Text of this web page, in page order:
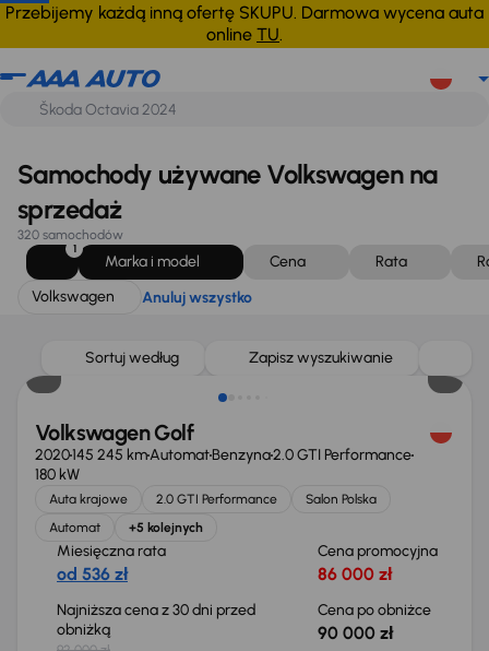
Przebijemy każdą inną ofertę SKUPU. Darmowa wycena auta
online TU.
Volkswagen Anuluj wszystko
Samochody używane Volkswagen na
sprzedaż
320 samochodów
1
Marka i model Cena Rata
Volkswagen
Anuluj wszystko
Sortuj według Zapisz wyszukiwanie
Taniej o 2 000 zł
Volkswagen Golf
2020145 245 kmAutomatBenzyna2.0 GTI Performance
180 kW
Auta krajowe 2.0 GTI Performance
Salon Polska
Automat
+5 kolejnych
Miesięczna rata
od 536 zł
Cena promocyjna
86 000 zł
Najniższa cena z 30 dni przed
obniżką
Cena po obniżce
90 000 zł